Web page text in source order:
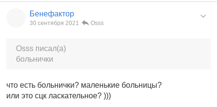
Бенефактор
30 сентября 2021 Osss
Osss писал(а)
больнички
что есть больнички? маленькие больницы?
или это сцк ласкательное? )))